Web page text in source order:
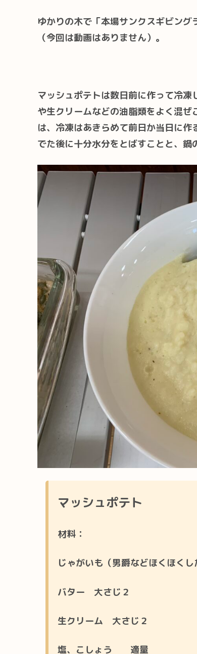
ゆかりの木で「本場サンクスギビン
（今回は動画はありません）。
マッシュポテトは数日前に作って冷
や生クリームなどの油脂類をよく混
は、冷凍はあきらめて前日か当日に
でた後に十分水分をとばすことと、鍋
マッシュポテト
材料：
じゃがいも（男爵などほくほく
バター 大さじ２
生クリーム 大さじ２
塩、こしょう 適量